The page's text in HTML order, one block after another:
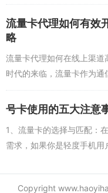
因素，本文将从多个角度
应的应对策略。政策风...
流量卡代理如何有效
略
流量卡代理如何在线上渠
时代的来临，流量卡作为通
俱增，作为流量卡代理，
务，成为了每位代理心中...
号卡使用的五大注意
1、流量卡的选择与匹配：
需求，如果你是轻度手机用
流量的号卡，还要注...
Copyright